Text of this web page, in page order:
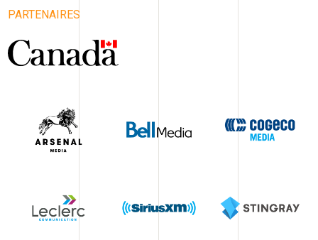
PARTENAIRES